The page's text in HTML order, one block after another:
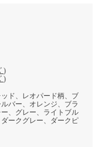
)
)
ド、レオパード柄、ブ
バー、オレンジ、ブラ
、グレー、ライトブル
ークグレー、ダークピ